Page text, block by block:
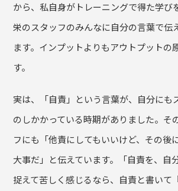
から、私自身がトレーニングで得た学び
栄のスタッフのみんなに自分の言葉で伝
ます。インプットよりもアウトプットの
す。
実は、「自責」という言葉が、自分にも
のしかかっている時期がありました。そ
フにも「他責にしてもいいけど、その後
大事だ」と伝えています。「自責を、自
捉えて苦しく感じるなら、自責と書いて